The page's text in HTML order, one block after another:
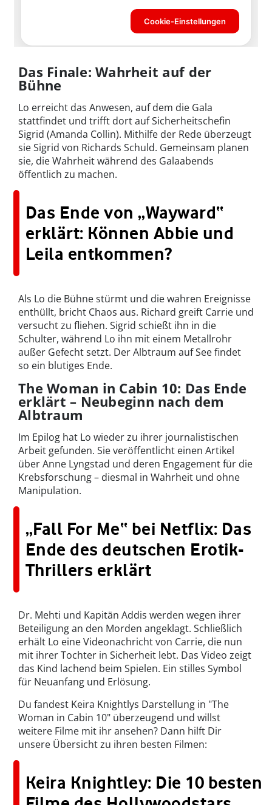
Das Finale: Wahrheit auf der
Bühne
Lo erreicht das Anwesen, auf dem die Gala
stattfindet und trifft dort auf Sicherheitschefin
Sigrid (Amanda Collin). Mithilfe der Rede überzeugt
sie Sigrid von Richards Schuld. Gemeinsam planen
sie, die Wahrheit während des Galaabends
öffentlich zu machen.
Das Ende von „Wayward“
erklärt: Können Abbie und
Leila entkommen?
Als Lo die Bühne stürmt und die wahren Ereignisse
enthüllt, bricht Chaos aus. Richard greift Carrie und
versucht zu fliehen. Sigrid schießt ihn in die
Schulter, während Lo ihn mit einem Metallrohr
außer Gefecht setzt. Der Albtraum auf See findet
so ein blutiges Ende.
The Woman in Cabin 10: Das Ende
erklärt – Neubeginn nach dem
Albtraum
Im Epilog hat Lo wieder zu ihrer journalistischen
Arbeit gefunden. Sie veröffentlicht einen Artikel
über Anne Lyngstad und deren Engagement für die
Krebsforschung – diesmal in Wahrheit und ohne
Manipulation.
„Fall For Me“ bei Netflix: Das
Ende des deutschen Erotik-
Thrillers erklärt
Dr. Mehti und Kapitän Addis werden wegen ihrer
Beteiligung an den Morden angeklagt. Schließlich
erhält Lo eine Videonachricht von Carrie, die nun
mit ihrer Tochter in Sicherheit lebt. Das Video zeigt
das Kind lachend beim Spielen. Ein stilles Symbol
für Neuanfang und Erlösung.
Du fandest Keira Knightlys Darstellung in "The
Woman in Cabin 10" überzeugend und willst
weitere Filme mit ihr ansehen? Dann hilft Dir
unsere Übersicht zu ihren besten Filmen:
Keira Knightley: Die 10 besten